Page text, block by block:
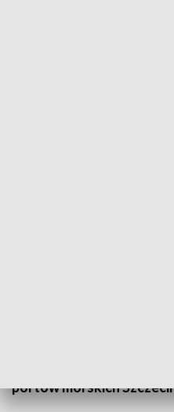
portów morskich